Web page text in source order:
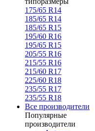
175/65 R14
185/65 R14
185/65 R15
195/60 R16
195/65 R15
205/55 R16
215/55 R16
215/60 R17
225/60 R18
235/55 R17
235/55 R18
Все производители
Популярные
производители